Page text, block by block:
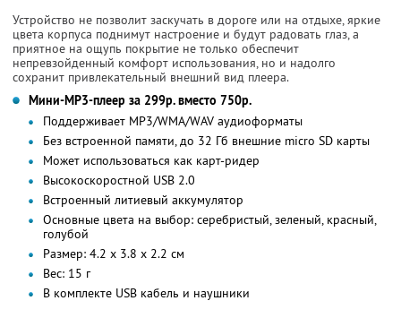
Устройство не позволит заскучать в дороге или на отдыхе, яркие
цвета корпуса поднимут настроение и будут радовать глаз, а
приятное на ощупь покрытие не только обеспечит
непревзойденный комфорт использования, но и надолго
сохранит привлекательный внешний вид плеера.
Мини-MP3-плеер за 299р. вместо 750р.
Поддерживает MP3/WMA/WAV аудиоформаты
Без встроенной памяти, до 32 Гб внешние micro SD карты
Может использоваться как карт-ридер
Высокоскоростной USB 2.0
Встроенный литиевый аккумулятор
Основные цвета на выбор: серебристый, зеленый, красный,
голубой
Размер: 4.2 х 3.8 х 2.2 см
Вес: 15 г
В комплекте USB кабель и наушники